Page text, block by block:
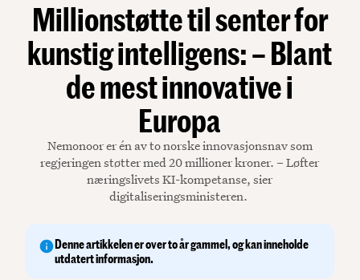
Millionstøtte til senter for
kunstig intelligens: – Blant
de mest innovative i
Europa
Nemonoor er én av to norske innovasjonsnav som
regjeringen støtter med 20 millioner kroner. – Løfter
næringslivets KI-kompetanse, sier
digitaliseringsministeren.
Denne artikkelen er over to år gammel, og kan inneholde
utdatert informasjon.